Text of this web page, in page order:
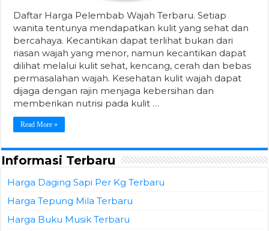
Daftar Harga Pelembab Wajah Terbaru. Setiap
wanita tentunya mendapatkan kulit yang sehat dan
bercahaya. Kecantikan dapat terlihat bukan dari
riasan wajah yang menor, namun kecantikan dapat
dilihat melalui kulit sehat, kencang, cerah dan bebas
permasalahan wajah. Kesehatan kulit wajah dapat
dijaga dengan rajin menjaga kebersihan dan
memberikan nutrisi pada kulit …
Read More »
Informasi Terbaru
Harga Daging Sapi Per Kg Terbaru
Harga Tepung Mila Terbaru
Harga Buku Musik Terbaru